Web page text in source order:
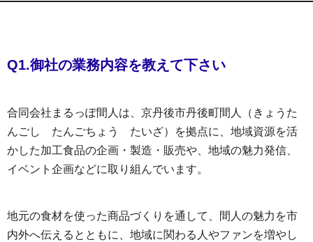
Q1.御社の業務内容を教えて下さい
合同会社まるっぽ間人は、京丹後市丹後町間人（きょうた
んごし たんごちょう たいざ）を拠点に、地域資源を活
かした加工食品の企画・製造・販売や、地域の魅力発信、
イベント企画などに取り組んでいます。
地元の食材を使った商品づくりを通して、間人の魅力を市
内外へ伝えるとともに、地域に関わる人やファンを増やし